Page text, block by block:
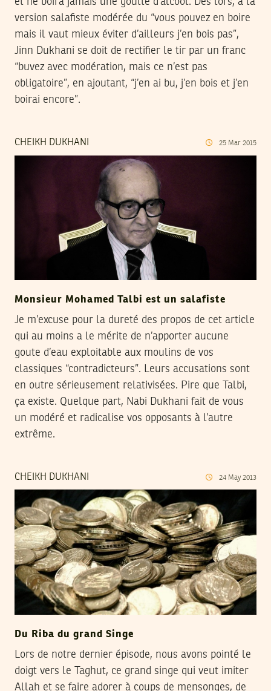
version salafiste modérée du “vous pouvez en boire
mais il vaut mieux éviter d’ailleurs j’en bois pas”,
Jinn Dukhani se doit de rectifier le tir par un franc
“buvez avec modération, mais ce n’est pas
obligatoire”, en ajoutant, “j’en ai bu, j’en bois et j’en
boirai encore”.
CHEIKH DUKHANI 25 Mar 2015
Monsieur Mohamed Talbi est un salafiste
Je m’excuse pour la dureté des propos de cet article
qui au moins a le mérite de n’apporter aucune
goute d’eau exploitable aux moulins de vos
classiques “contradicteurs”. Leurs accusations sont
en outre sérieusement relativisées. Pire que Talbi,
ça existe. Quelque part, Nabi Dukhani fait de vous
un modéré et radicalise vos opposants à l’autre
extrême.
CHEIKH DUKHANI 24 May 2013
Du Riba du grand Singe
Lors de notre dernier épisode, nous avons pointé le
doigt vers le Taghut, ce grand singe qui veut imiter
Allah et se faire adorer à coups de mensonges, de